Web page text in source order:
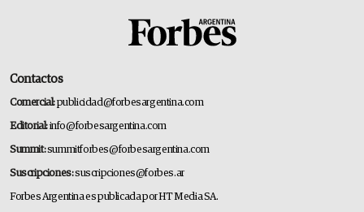
Contactos
Comercial:publicidad@forbesargentina.com
Editorial:info@forbesargentina.com
Summit:summitforbes@forbesargentina.com
Suscripciones:suscripciones@forbes.ar
Forbes Argentina es publicada por HT Media SA.